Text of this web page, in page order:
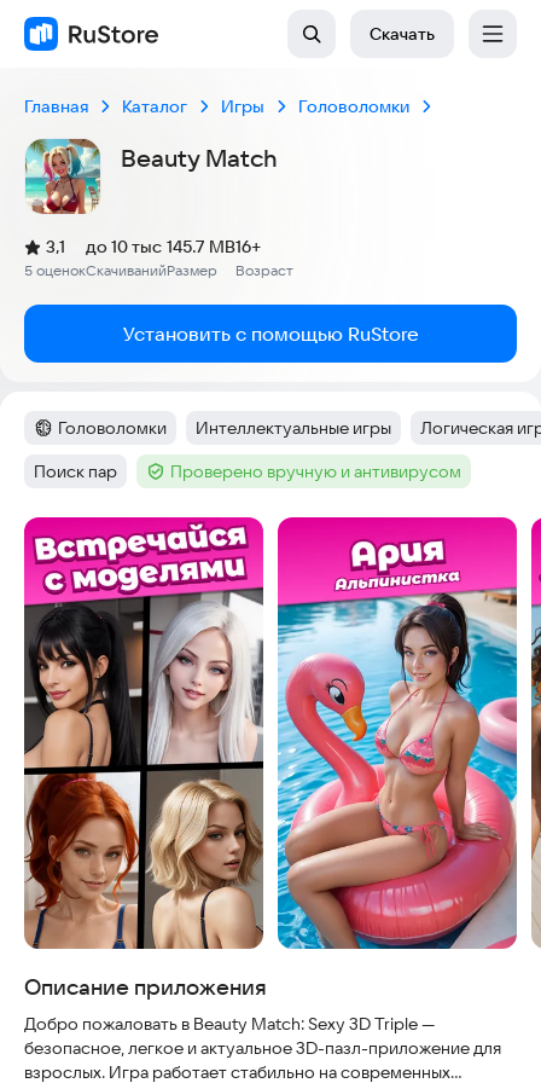
Скачать
Главная Каталог Игры Головоломки
Beauty Match
Рейтинг:
3,1
(
5 оценок
)
Скачиваний
до 10 тыс
Размер
145.7 MB
Возраст
16+
Установить с помощью RuStore
Категория:
Головоломки Тег:
Интеллектуальные игры Тег :
Логическая
Тег:
Поиск пар Тег :Проверено вручную и антивирусом
Скриншоты
Описание приложения
Добро пожаловать в Beauty Match: Sexy 3D Triple —
безопасное, легкое и актуальное 3D-пазл-приложение для
взрослых. Игра работает стабильно на современных